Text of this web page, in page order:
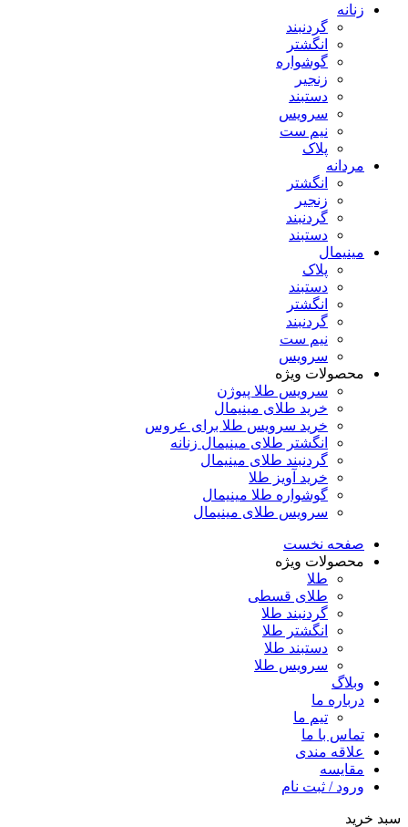
زنانه
گردنبند
انگشتر
گوشواره
زنجیر
دستبند
سرویس
نیم ست
پلاک
مردانه
انگشتر
زنجیر
گردنبند
دستبند
مینیمال
پلاک
دستبند
انگشتر
گردنبند
نیم ست
سرویس
محصولات ویژه
سرویس طلا پیوژن
خرید طلای مینیمال
خرید سرویس طلا برای عروس
انگشتر طلای مینیمال زنانه
گردنبند طلای مینیمال
خرید آویز طلا
گوشواره طلا مینیمال
سرویس طلای مینیمال
صفحه نخست
محصولات ویژه
طلا
طلای قسطی
گردنبند طلا
انگشتر طلا
دستبند طلا
سرویس طلا
وبلاگ
درباره ما
تیم ما
تماس با ما
علاقه مندی
مقایسه
ورود / ثبت نام
سبد خرید